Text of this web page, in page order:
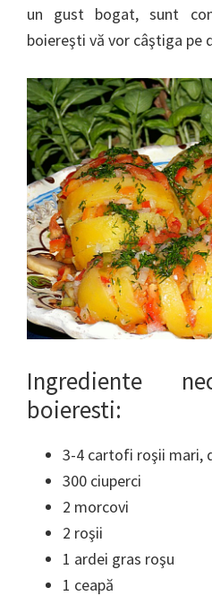
un gust bogat, sunt
boiereşti vă vor câştiga pe
Ingrediente
boieresti:
3-4 cartofi roşii mari,
300 ciuperci
2 morcovi
2 roşii
1 ardei gras roşu
1 ceapă